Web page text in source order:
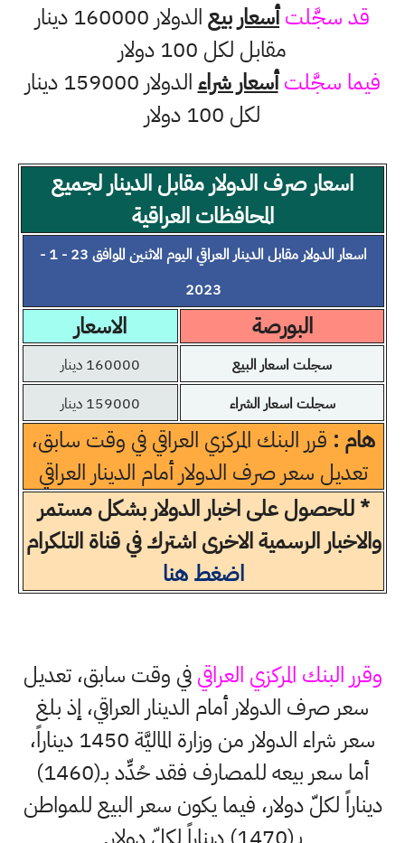
قد سجَّلتأسعار بيع
الدولار 160000 دينار
مقابل لكل 100 دولار
فيما سجَّلت أسعار شراء
الدولار 159000 دينار
لكل 100 دولار
اسعار صرف الدولار مقابل الدينار لجميع
المحافظات العراقية
اسعار الدولار مقابل الدينار العراقي اليوم الاثنين الموافق 23 - 1 -
2023
البورصة الاسعار
سجلت اسعار البيع
160000 دينار
سجلت اسعار الشراء
159000 دينار
هام : قرر البنك المركزي العراقي في وقت سابق،
تعديل سعر صرف الدولار أمام الدينار العراقي
* للحصول على اخبار الدولار بشكل مستمر
والاخبار الرسمية الاخرى اشترك في قناة التلكرام
اضغط هنا
وقرر البنك المركزي العراقيفي وقت سابق، تعديل
سعر صرف الدولار أمام الدينار العراقي، إذ بلغ
سعر شراء الدولار من وزارة الماليَّة 1450 ديناراً،
أما سعر بيعه للمصارف فقد حُدِّد بـ(1460)
ديناراً لكلّ دولار، فيما يكون سعر البيع للمواطن